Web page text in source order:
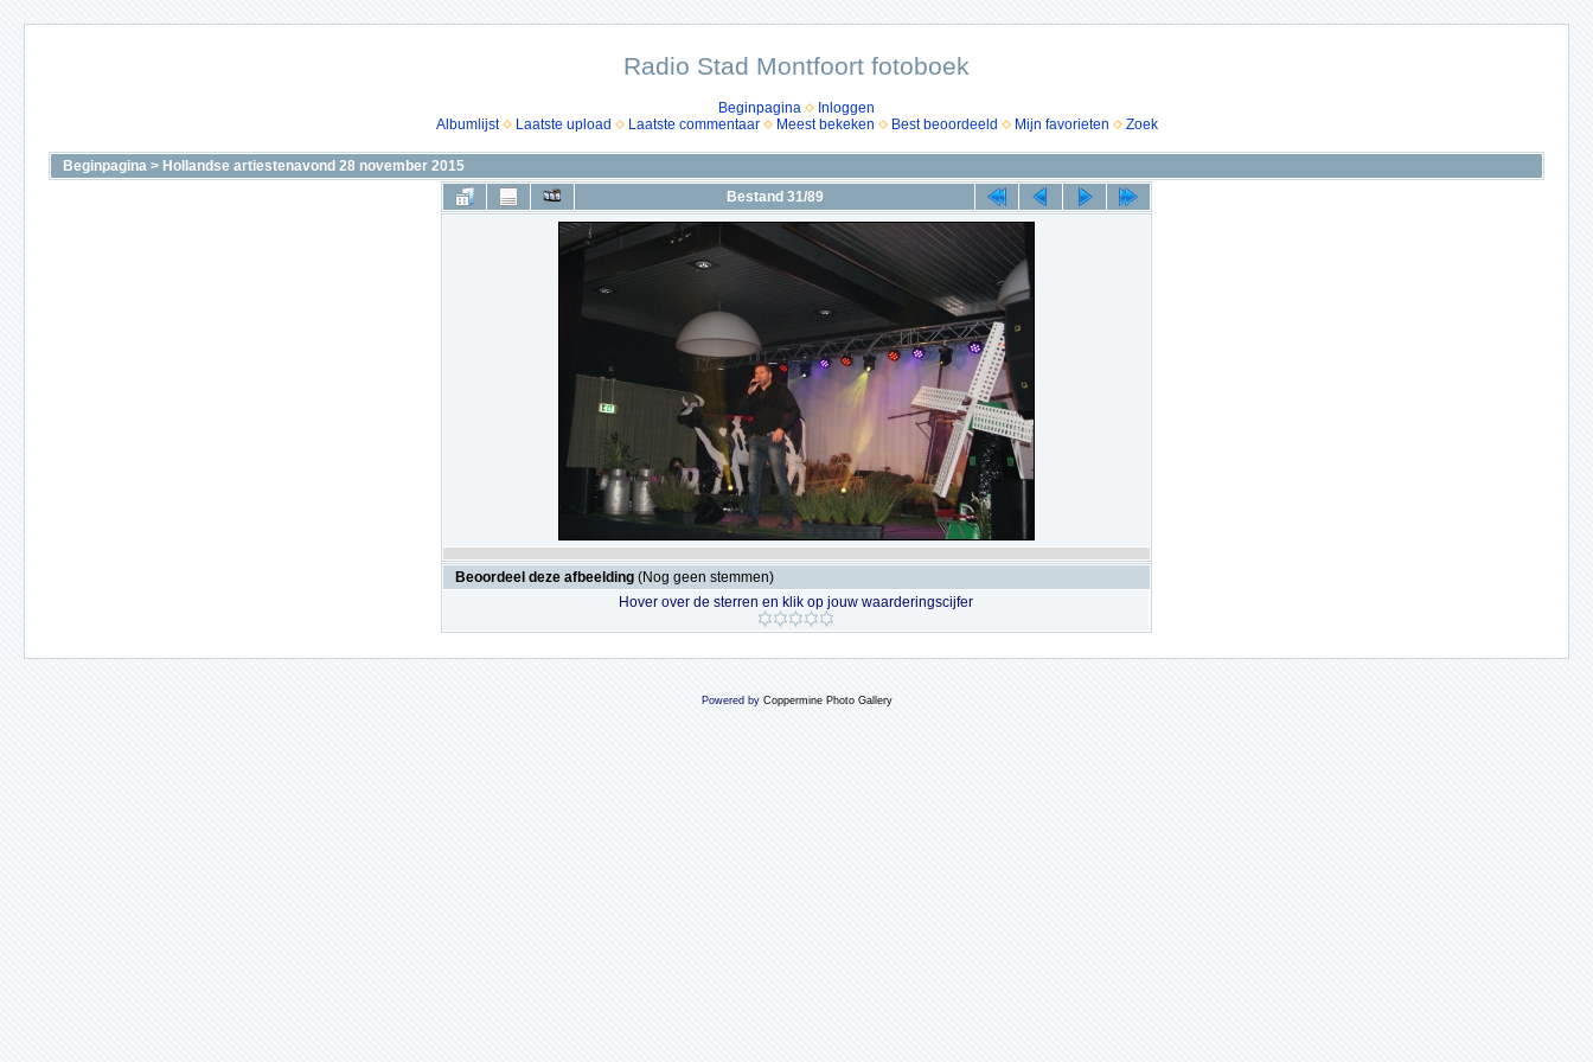
Radio Stad Montfoort fotoboek
Beginpagina
Inloggen
Albumlijst
Laatste upload Laatste commentaar Meest bekeken Best beoordeeld Mijn favorieten Zoek
Beginpagina > Hollandse artiestenavond 28 november 2015
Bestand 31/89
Beoordeel deze afbeelding (Nog geen stemmen)
Hover over de sterren en klik op jouw waarderingscijfer
Powered by Coppermine Photo Gallery